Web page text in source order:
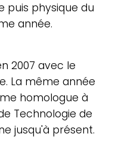
puis physique du
année.
2007 avec le
La même année
homologue à
Technologie de
jusqu'à présent.